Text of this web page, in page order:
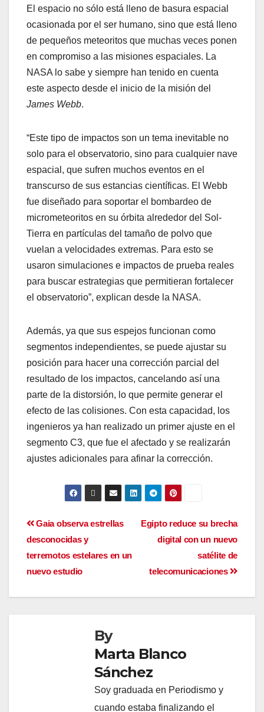
El espacio no sólo está lleno de basura espacial
ocasionada por el ser humano, sino que está lleno
de pequeños meteoritos que muchas veces ponen
en compromiso a las misiones espaciales. La
NASA lo sabe y siempre han tenido en cuenta
este aspecto desde el inicio de la misión del
James Webb.
“Este tipo de impactos son un tema inevitable no
solo para el observatorio, sino para cualquier nave
espacial, que sufren muchos eventos en el
transcurso de sus estancias científicas. El Webb
fue diseñado para soportar el bombardeo de
micrometeoritos en su órbita alrededor del Sol-
Tierra en partículas del tamaño de polvo que
vuelan a velocidades extremas. Para esto se
usaron simulaciones e impactos de prueba reales
para buscar estrategias que permitieran fortalecer
el observatorio”, explican desde la NASA.
Además, ya que sus espejos funcionan como
segmentos independientes, se puede ajustar su
posición para hacer una corrección parcial del
resultado de los impactos, cancelando así una
parte de la distorsión, lo que permite generar el
efecto de las colisiones. Con esta capacidad, los
ingenieros ya han realizado un primer ajuste en el
segmento C3, que fue el afectado y se realizarán
ajustes adicionales para afinar la corrección.
Egipto reduce su brecha
digital con un nuevo
satélite de
telecomunicaciones
Gaia observa estrellas
desconocidas y
terremotos estelares en un
nuevo estudio
By
Marta Blanco
Sánchez
Soy graduada en Periodismo y
cuando estaba finalizando el